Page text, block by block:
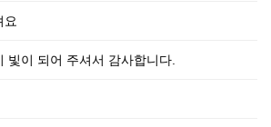
요
빛이 되어 주셔서 감사합니다.